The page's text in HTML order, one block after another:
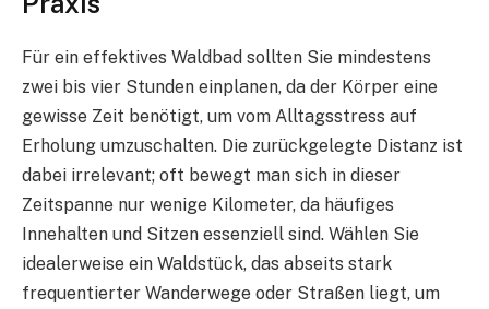
Für ein effektives Waldbad sollten Sie mindestens
zwei bis vier Stunden einplanen, da der Körper eine
gewisse Zeit benötigt, um vom Alltagsstress auf
Erholung umzuschalten. Die zurückgelegte Distanz ist
dabei irrelevant; oft bewegt man sich in dieser
Zeitspanne nur wenige Kilometer, da häufiges
Innehalten und Sitzen essenziell sind. Wählen Sie
idealerweise ein Waldstück, das abseits stark
frequentierter Wanderwege oder Straßen liegt, um